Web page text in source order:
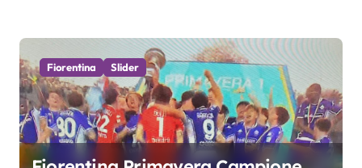
Fiorentina Slider